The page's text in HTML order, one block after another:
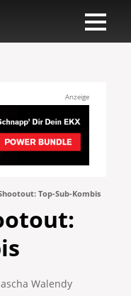
Anzeige
Top-Sub-Kombis
Walendy